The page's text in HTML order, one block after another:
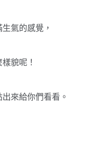
氣的感覺，
貌呢！
來給你們看看。